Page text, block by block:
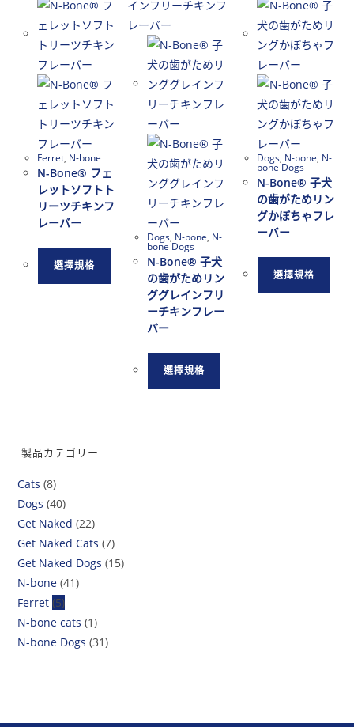
Ferret, N-bone
N-Bone® フェ
レットソフトト
リーツチキンフ
レーバー
選擇規格
Dogs, N-bone, N-
bone Dogs
N-Bone® 子犬
の歯がためリン
ググレインフリ
ーチキンフレー
バー
選擇規格
Dogs, N-bone, N-
bone Dogs
N-Bone® 子犬
の歯がためリン
グかぼちゃフレ
ーバー
選擇規格
製品カテゴリー
Cats (8)
Dogs (40)
Get Naked (22)
Get Naked Cats (7)
Get Naked Dogs (15)
N-bone (41)
Ferret (5)
N-bone cats (1)
N-bone Dogs (31)